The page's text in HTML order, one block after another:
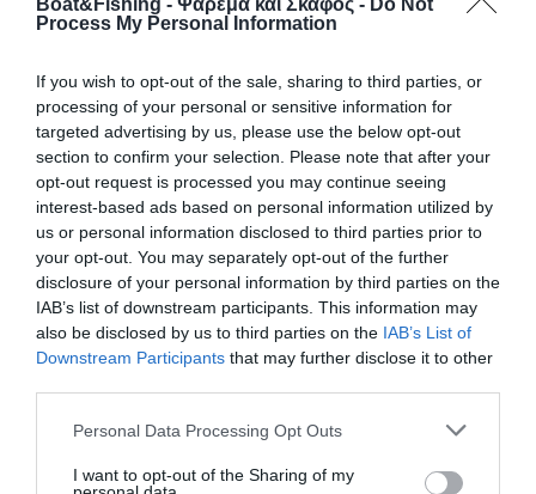
Boat&Fishing - Ψάρεμα και Σκάφος - Do Not
Process My Personal Information
If you wish to opt-out of the sale, sharing to third parties, or
processing of your personal or sensitive information for
targeted advertising by us, please use the below opt-out
section to confirm your selection. Please note that after your
opt-out request is processed you may continue seeing
interest-based ads based on personal information utilized by
us or personal information disclosed to third parties prior to
your opt-out. You may separately opt-out of the further
disclosure of your personal information by third parties on the
IAB’s list of downstream participants. This information may
also be disclosed by us to third parties on the IAB’s List of
Downstream Participants that may further disclose it to other
Personal Data Processing Opt Outs
I want to opt-out of the Sharing of my
9 Αυγούστου, 2021
Γύθειο: Πτώση ΙΧ στη θάλασσα - Σώα η οδηγός
Ενημερώθηκε, πρωινές ώρες σήμερα, η
Λιμενική Αρχή Γυθείου για πτώση ΙΧΕ
οχήματος στην θάλασσα, με έναν
επιβαίνοντα, εντός χερσαίας ζώνης λιμένα
Γυθείου.
Άμεσα στο σημείο μετέβησαν στελέχη της οικείας
Λιμενικής Αρχής, όπου με την συνδρομή δύτη
θάλασσας χωρίς κανέναν επιβαίνοντα επί αυτού, ενώ η
δυνάμεις.